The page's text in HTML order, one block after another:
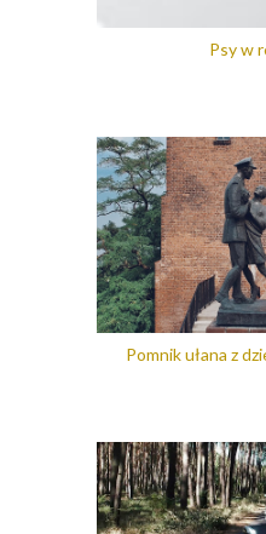
Psy w
Pomnik ułana z